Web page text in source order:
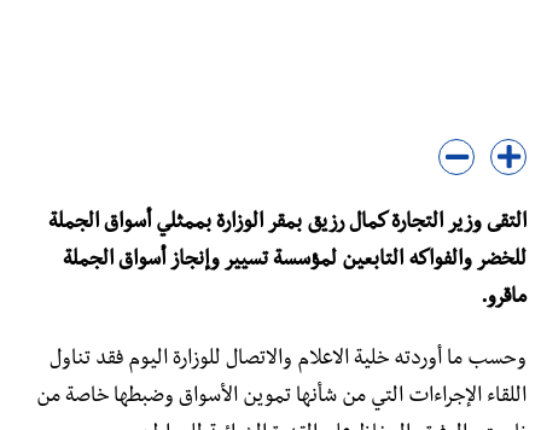
التقى وزير التجارة كمال رزيق بمقر الوزارة بممثلي أسواق الجملة
للخضر والفواكه التابعين لمؤسسة تسيير وإنجاز أسواق الجملة
ماقرو.
وحسب ما أوردته خلية الاعلام والاتصال للوزارة اليوم فقد تناول
اللقاء الإجراءات التي من شأنها تموين الأسواق وضبطها خاصة من